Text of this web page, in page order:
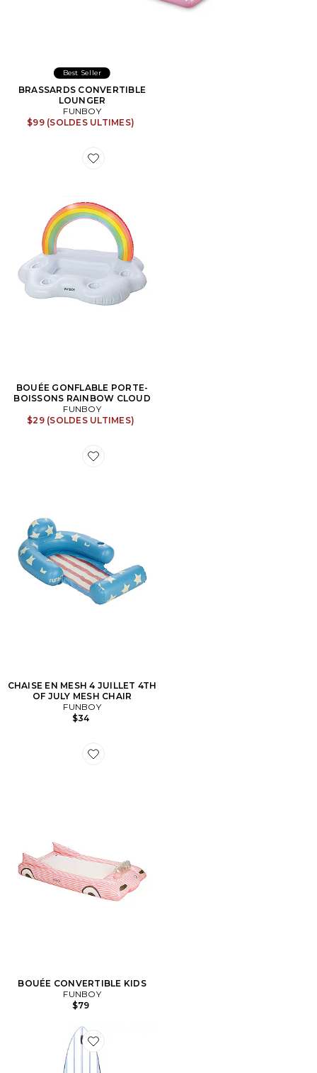
Best Seller
BRASSARDS CONVERTIBLE
LOUNGER
FUNBOY
$99 (SOLDES ULTIMES)
Favorite BOUÉE GONFLABLE PORTE-BOISSONS
BOUÉE GONFLABLE PORTE-
BOISSONS RAINBOW CLOUD
FUNBOY
$29 (SOLDES ULTIMES)
Favorite CHAISE EN MESH 4 JUILLET 4TH OF JULY
CHAISE EN MESH 4 JUILLET 4TH
OF JULY MESH CHAIR
FUNBOY
$34
Favorite BOUÉE CONVERTIBLE KIDS
BOUÉE CONVERTIBLE KIDS
FUNBOY
$79
Favorite PLANCHE DE PADDLE STAND UP PADDLE